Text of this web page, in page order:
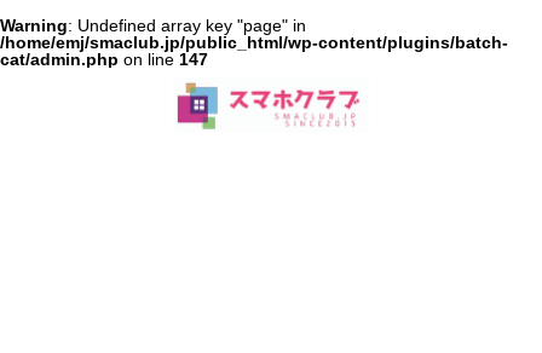
Warning: Undefined array key "page" in
/home/emj/smaclub.jp/public_html/wp-content/plugins/batch-
cat/admin.php on line 147